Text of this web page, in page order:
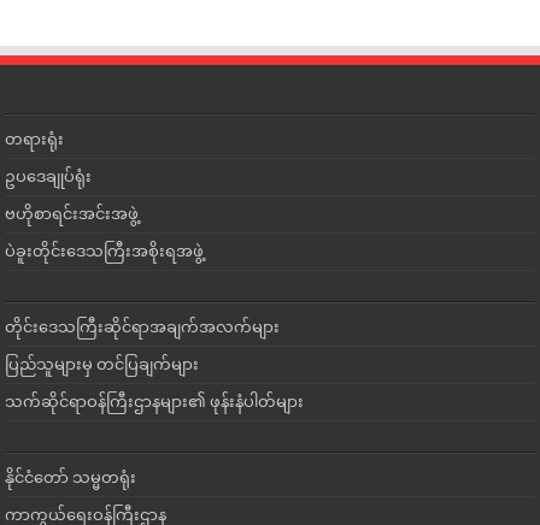
တရားရုံး
ဥပဒေချုပ်ရုံး
ဗဟိုစာရင်းအင်းအဖွဲ့
ပဲခူးတိုင်းဒေသကြီးအစိုးရအဖွဲ့
တိုင်းဒေသကြီးဆိုင်ရာအချက်အလက်များ
ပြည်သူများမှ တင်ပြချက်များ
သက်ဆိုင်ရာဝန်ကြီးဌာနများ၏ ဖုန်းနံပါတ်များ
နိုင်ငံတော် သမ္မတရုံး
ကာကွယ်ရေးဝန်ကြီးဌာန